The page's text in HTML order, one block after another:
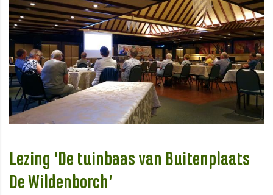
Lezing 'De tuinbaas van Buitenplaats
De Wildenborch’